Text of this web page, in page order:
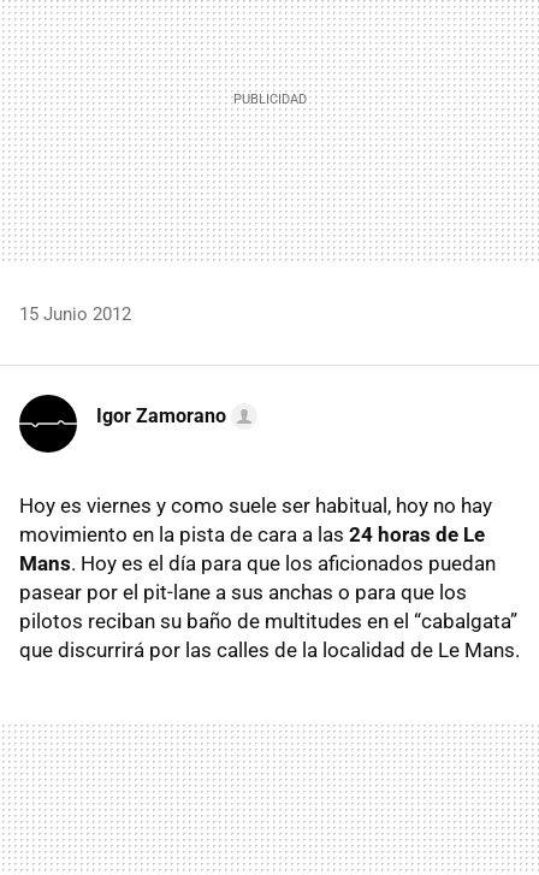
15 Junio 2012
Igor Zamorano
Hoy es viernes y como suele ser habitual, hoy no hay
movimiento en la pista de cara a las 24 horas de Le
Mans. Hoy es el día para que los aficionados puedan
pasear por el pit-lane a sus anchas o para que los
pilotos reciban su baño de multitudes en el “cabalgata”
que discurrirá por las calles de la localidad de Le Mans.